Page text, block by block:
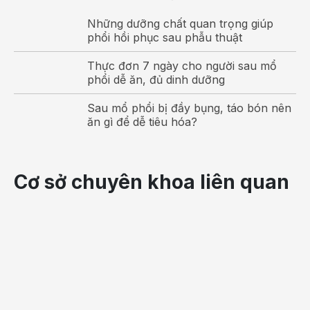
Vì sao cần kiểm soát cân nặng khi mang
Những dưỡng chất quan trọng giúp
phổi hồi phục sau phẫu thuật
Thực đơn 7 ngày cho người sau mổ
phổi dễ ăn, đủ dinh dưỡng
Sau mổ phổi bị đầy bụng, táo bón nên
ăn gì để dễ tiêu hóa?
Cơ sở chuyên khoa liên quan